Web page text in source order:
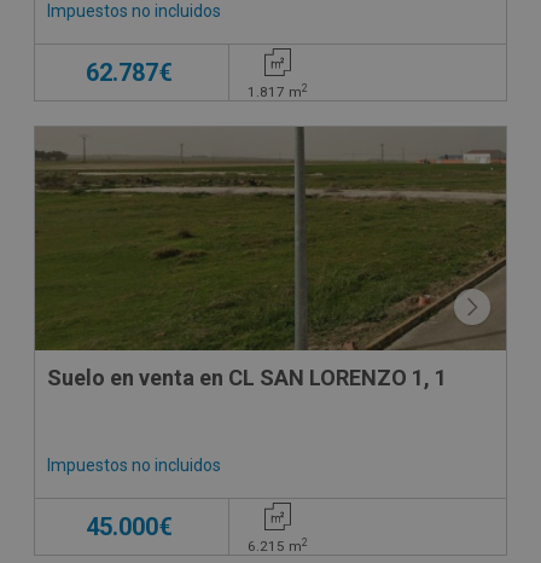
Impuestos no incluidos
62.787€
1.817 m2
Suelo en venta en CL SAN LORENZO 1, 1
Impuestos no incluidos
45.000€
6.215 m2